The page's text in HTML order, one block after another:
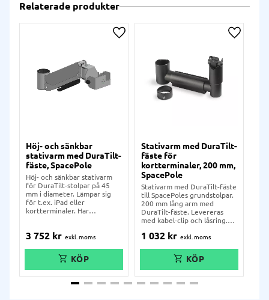
Relaterade produkter
Höj- och sänkbar
stativarm med DuraTilt-
fäste, SpacePole
Höj- och sänkbar stativarm
för DuraTilt-stolpar på 45
mm i diameter. Lämpar sig
för t.ex. iPad eller
kortterminaler. Har
3 752 kr
Lägg till i önskelista
Stativarm med DuraTilt-
fäste för
kortterminaler, 200 mm,
SpacePole
Stativarm med DuraTilt-fäste
till SpacePoles grundstolpar.
200 mm lång arm med
DuraTilt-fäste. Levereras
med kabel-clip och låsring.
avsedd för
1 032 kr
Lägg till